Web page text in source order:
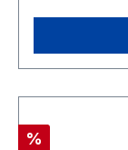
Rabatt
%